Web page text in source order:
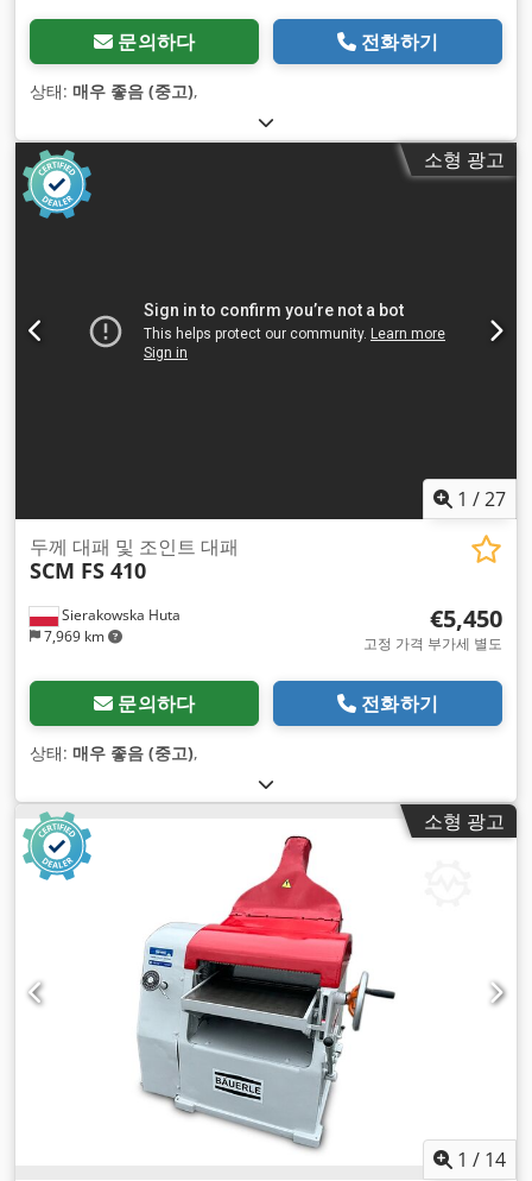
문의하다 전화하기
상태: 매우 좋음 (중고),
소형 광고
1 /27
Sierakowska Huta
7,969 km
두께 대패 및 조인트 대패
SCM FS 410
€5,450
고정 가격 부가세 별도
문의하다 전화하기
상태: 매우 좋음 (중고),
소형 광고
1 / 14